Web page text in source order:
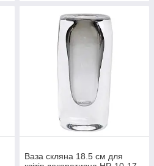
Ваза скляна 18.5 см для